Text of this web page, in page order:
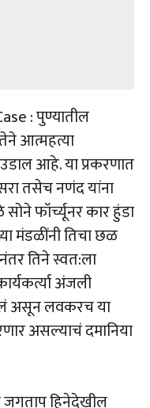
: पुण्यातील
आत्महत्या
आहे. या प्रकरणात
तसेच नणंद यांना
फॉर्च्यूनर कार हुंडा
मंडळींनी तिचा छळ
तिने स्वत:ला
अंजली
असून लवकरच या
असल्याचं दमानिया